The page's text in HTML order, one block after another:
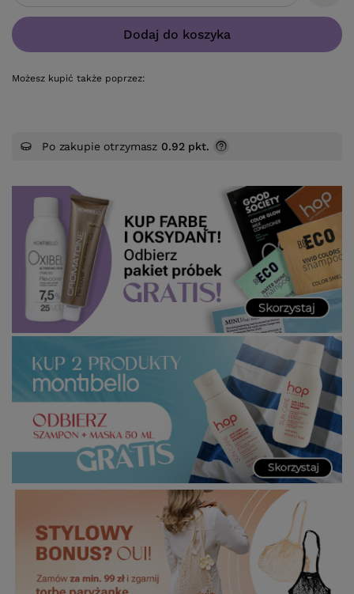
Dodaj do koszyka
Możesz kupić także poprzez:
Po zakupie otrzymasz 0.92 pkt.